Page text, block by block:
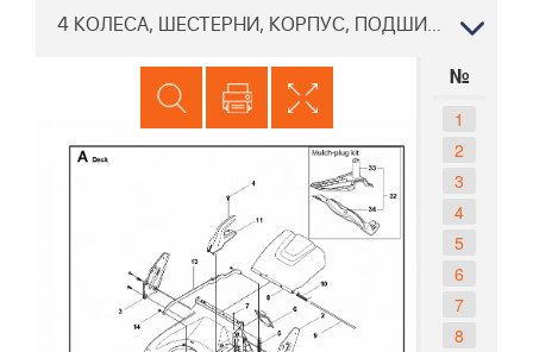
4 КОЛЕСА, ШЕСТЕРНИ, КОРПУС, ПОДШИПНИК, КОРПУС Газонокосилка Хускварна LC 253 S 967069301 Двигатель BRIGGS&STRATTON
№
1
2
3
4
5
6
7
8